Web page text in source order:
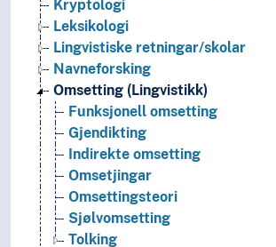
Kryptologi
Leksikologi
Lingvistiske retningar/skolar
Navneforsking
Omsetting (Lingvistikk)
Funksjonell omsetting
Gjendikting
Indirekte omsetting
Omsetjingar
Omsettingsteori
Sjølvomsetting
Tolking